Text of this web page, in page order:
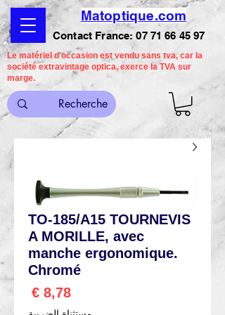
Matoptique.com
Contact France:07 71 66 45 97
Le matériel d'occasion est vendu sans tva, car la
société extravintage optica, exerce la TVA sur
marge.
TO-185/A15 TOURNEVIS
A MORILLE, avec
manche ergonomique.
Chromé